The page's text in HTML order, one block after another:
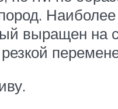
выращен на